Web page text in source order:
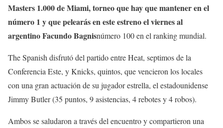
Masters 1.000 de Miami, torneo que hay que mantener en el
número 1 y que pelearás en este estreno el viernes al
argentino Facundo Bagnisnúmero 100 en el ranking mundial.
The Spanish disfrutó del partido entre Heat, septimos de la
Conferencia Este, y Knicks, quintos, que vencieron los locales
con una gran actuación de su jugador estrella, el estadounidense
Jimmy Butler (35 puntos, 9 asistencias, 4 rebotes y 4 robos).
Ambos se saludaron a través del encuentro y compartieron una